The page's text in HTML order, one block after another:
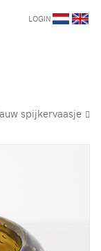
LOGIN
spijkervaasje